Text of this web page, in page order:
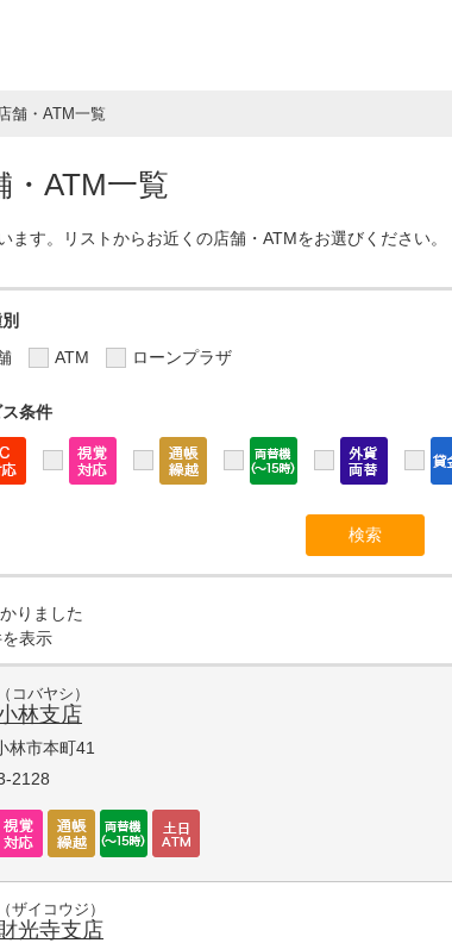
舗・ATM一覧
・ATM一覧
す。リストからお近くの店舗・ATMをお選びください。
ATM ローンプラザ
条件
りました
表示
（コバヤシ）
林支店
林市本町41
2128
（ザイコウジ）
光寺支店